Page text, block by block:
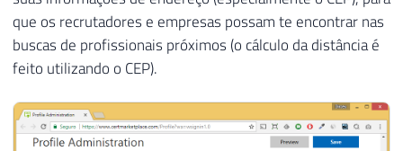
que os recrutadores e empresas possam te encontrar nas
buscas de profissionais próximos (o cálculo da distância é
feito utilizando o CEP).